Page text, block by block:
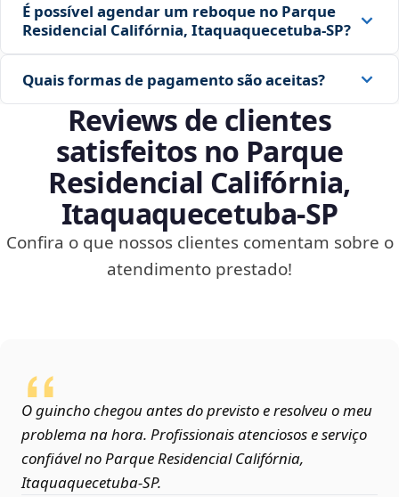
É possível agendar um reboque no Parque
Residencial Califórnia, Itaquaquecetuba‑SP?
Quais formas de pagamento são aceitas?
Reviews de clientes
satisfeitos no Parque
Residencial Califórnia,
Itaquaquecetuba‑SP
Confira o que nossos clientes comentam sobre o
atendimento prestado!
O guincho chegou antes do previsto e resolveu o meu
problema na hora. Profissionais atenciosos e serviço
confiável no Parque Residencial Califórnia,
Itaquaquecetuba‑SP.